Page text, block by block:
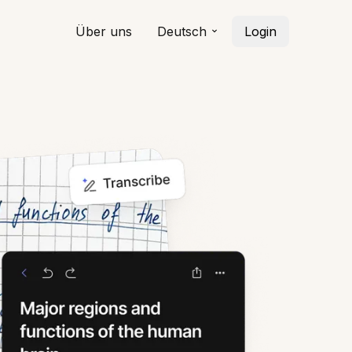
Über uns Deutsch Login